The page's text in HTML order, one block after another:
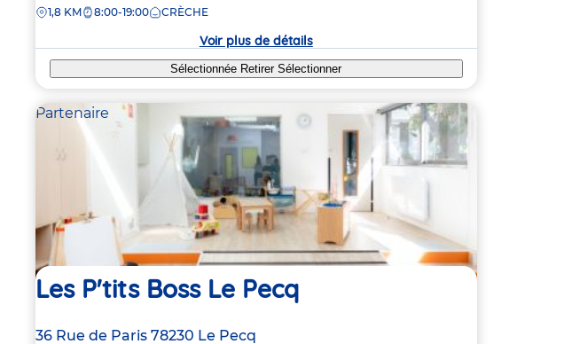
la
DISTANCE
1,8 KM 8:00-19:00 CRÈCHE
Voir plus de détails
Sélectionnée RetirerSélectionner
Partenaire
Les P'tits Boss Le Pecq
Adresse
36 Rue de Paris 78230 Le Pecq